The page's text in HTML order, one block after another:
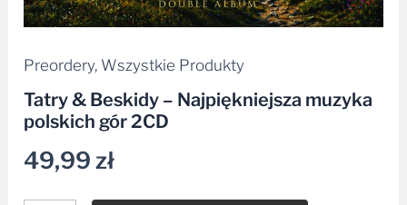
Preordery, Wszystkie Produkty
Tatry & Beskidy – Najpiękniejsza muzyka
polskich gór 2CD
49,99 zł